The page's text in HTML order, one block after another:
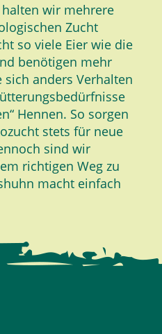
wir mehrere
Zucht
so viele Eier wie die
benötigen mehr
anders Verhalten
Hennen. So sorgen
stets für neue
sind wir
richtigen Weg zu
macht einfach